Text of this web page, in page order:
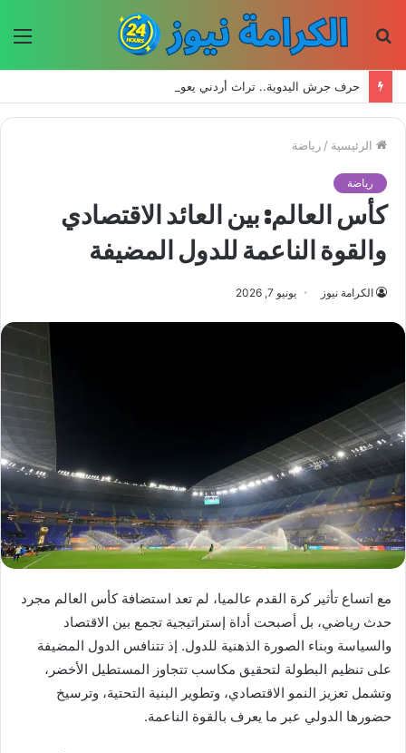
الرئيسية / رياضة
رياضة
كأس العالم: بين العائد الاقتصادي
والقوة الناعمة للدول المضيفة
الكرامة نيوز يونيو 7, 2026
مع اتساع تأثير كرة القدم عالميا، لم تعد استضافة كأس العالم مجرد
حدث رياضي، بل أصبحت أداة إستراتيجية تجمع بين الاقتصاد
والسياسة وبناء الصورة الذهنية للدول. إذ تتنافس الدول المضيفة
على تنظيم البطولة لتحقيق مكاسب تتجاوز المستطيل الأخضر،
وتشمل تعزيز النمو الاقتصادي، وتطوير البنية التحتية، وترسيخ
حضورها الدولي عبر ما يعرف بالقوة الناعمة.